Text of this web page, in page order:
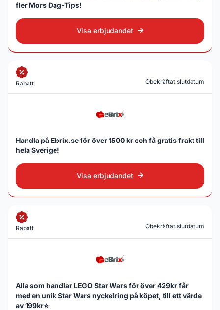
fler Mors Dag-Tips!
Visa erbjudandet
Rabatt Obekräftat slutdatum
Handla på Ebrix.se för över 1500 kr och få gratis frakt till
hela Sverige!
Visa erbjudandet
Rabatt Obekräftat slutdatum
Alla som handlar LEGO Star Wars för över 429kr får
med en unik Star Wars nyckelring på köpet, till ett värde
av 199kr⭐️